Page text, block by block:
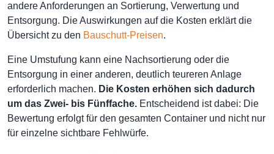
andere Anforderungen an Sortierung, Verwertung und
Entsorgung. Die Auswirkungen auf die Kosten erklärt die
Übersicht zu den Bauschutt-Preisen.
Eine Umstufung kann eine Nachsortierung oder die
Entsorgung in einer anderen, deutlich teureren Anlage
erforderlich machen. Die Kosten erhöhen sich dadurch
um das Zwei- bis Fünffache. Entscheidend ist dabei: Die
Bewertung erfolgt für den gesamten Container und nicht nur
für einzelne sichtbare Fehlwürfe.